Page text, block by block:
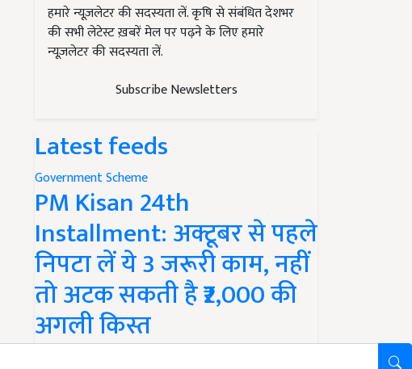
हमारे न्यूज़लेटर की सदस्यता लें. कृषि से संबंधित देशभर
की सभी लेटेस्ट ख़बरें मेल पर पढ़ने के लिए हमारे
न्यूज़लेटर की सदस्यता लें.
Subscribe Newsletters
Latest feeds
Government Scheme
PM Kisan 24th
Installment: अक्टूबर से पहले
निपटा लें ये 3 जरूरी काम, नहीं
तो अटक सकती है ₹2,000 की
अगली किस्त